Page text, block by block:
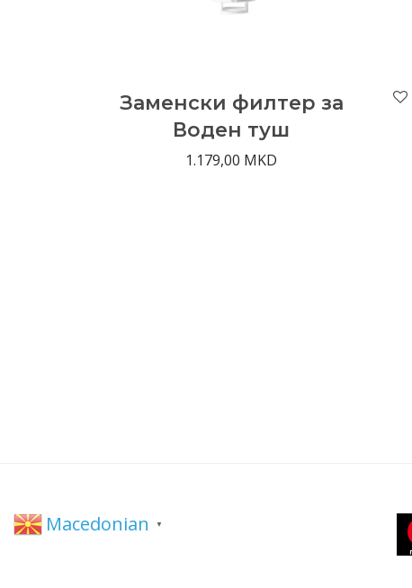
Заменски филтер за
Воден туш
1.179,00 MKD
Macedonian ▼